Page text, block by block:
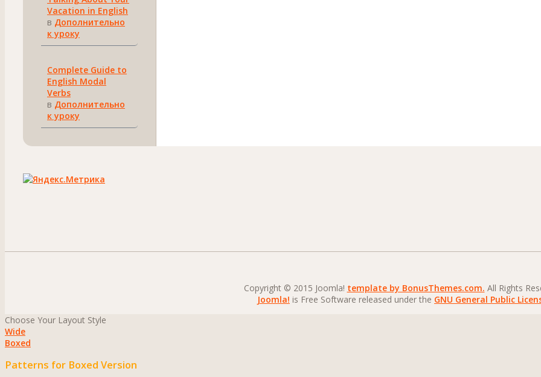
Vacation in English
в Дополнительно
к уроку
Complete Guide to
English Modal
Verbs
в Дополнительно
к уроку
Copyright © 2015 Joomla! template by BonusThemes.com. All Rights
Joomla! is Free Software released under the GNU General Public
Choose Your Layout Style
Wide
Boxed
Patterns for Boxed Version